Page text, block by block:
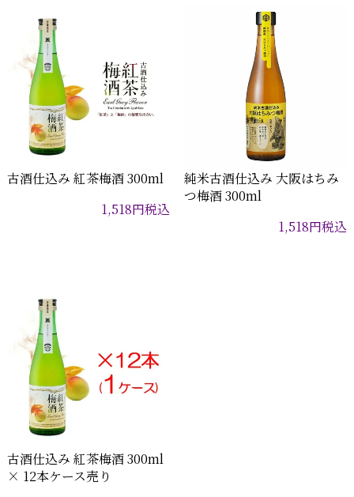
古酒仕込み 紅茶梅酒 300ml
1,518円税込
純米古酒仕込み 大阪はちみ
つ梅酒 300ml
1,518円税込
古酒仕込み 紅茶梅酒 300ml
× 12本ケース売り